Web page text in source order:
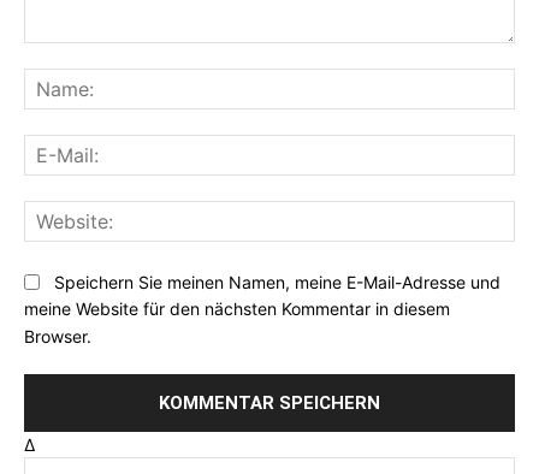
Speichern Sie meinen Namen, meine E-Mail-Adresse und
meine Website für den nächsten Kommentar in diesem
Browser.
Δ